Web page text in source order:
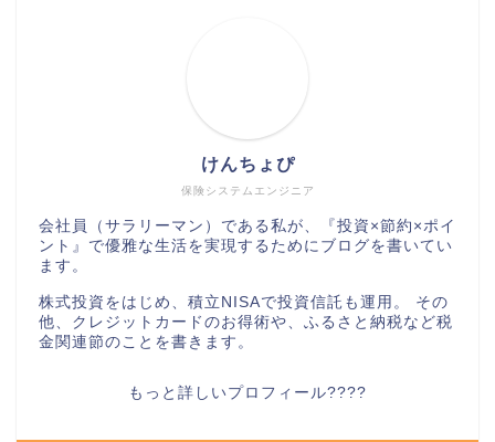
保険システムエンジニア
けんちょぴ
会社員（サラリーマン）である私が、『投資×節約×ポイ
ント』で優雅な生活を実現するためにブログを書いてい
ます。
株式投資をはじめ、積立NISAで投資信託も運用。 その
他、クレジットカードのお得術や、ふるさと納税など税
金関連節のことを書きます。
もっと詳しいプロフィール????